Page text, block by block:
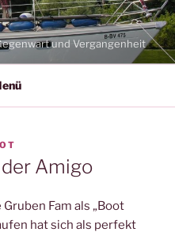
und Vergangenheit
Amigo
Fam als „Boot
hat sich als perfekt